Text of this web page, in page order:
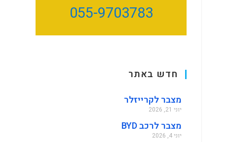
055-9703783
חדש באתר
מצבר לקרייזלר
יוני 21, 2026
מצבר לרכב BYD
יוני 4, 2026